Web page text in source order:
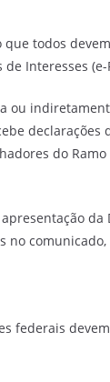
todos
Interesses (e-
ou
declarações
do
da
no
federais